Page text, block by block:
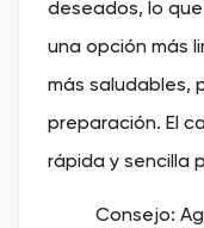
deseados, lo
una opción más
más saludables,
preparación. El
rápida y sencilla
Consejo: